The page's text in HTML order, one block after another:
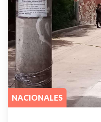
NACIONALES